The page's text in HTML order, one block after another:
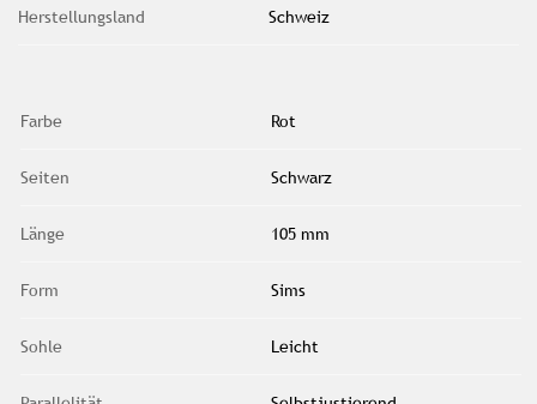
Herstellungsland Schweiz
Farbe Rot
Seiten Schwarz
Länge 105 mm
Form Sims
Sohle Leicht